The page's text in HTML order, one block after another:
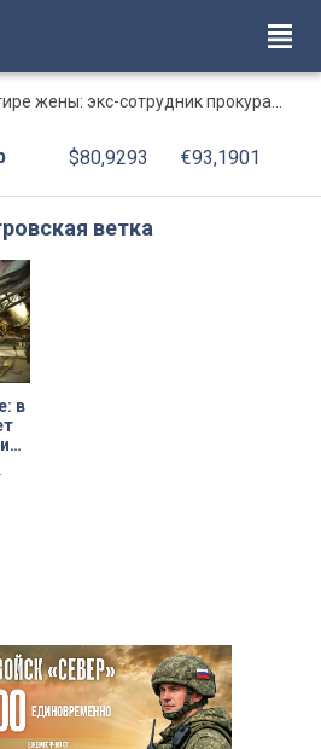
прокуратуры рассказал, почему совершил убийство
$80,9293 €93,1901
ветка
в